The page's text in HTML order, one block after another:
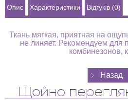
Опис Характеристики Відгуків (0)
Ткань мягкая, приятная на
не линяет. Рекомендуем для
комбинезонов,
Щойно